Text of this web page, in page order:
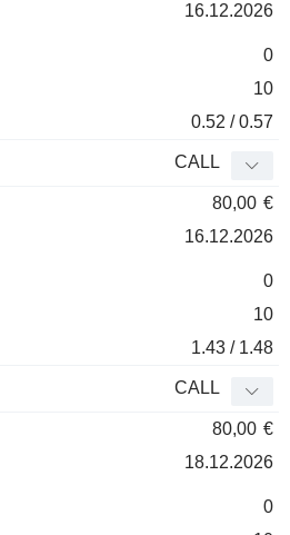
16.12.2026
0
10
0.52 / 0.57
CALL
80,00 €
16.12.2026
0
10
1.43 / 1.48
CALL
80,00 €
18.12.2026
0